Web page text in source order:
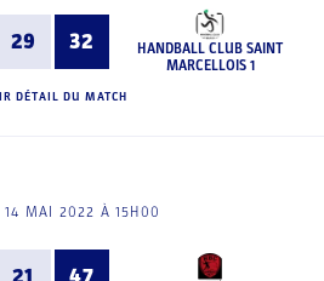
29 32
HANDBALL CLUB SAINT
MARCELLOIS 1
DÉTAIL DU MATCH
14 MAI 2022 À 15H00